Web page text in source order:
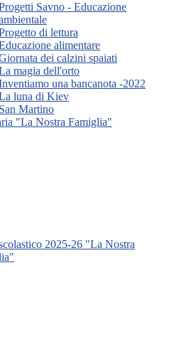
Savno - Educazione
di lettura
alimentare
dei calzini spaiati
magia dell'orto
una bancanota -2022
luna di Kiev
San Martino
"La Nostra Famiglia"
2025-26 "La Nostra